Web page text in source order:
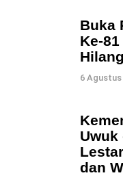
Buka
Ke-
6 Agustus
Uwuk
dan